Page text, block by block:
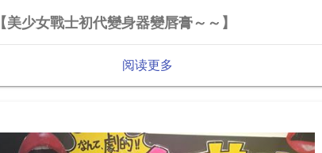
【美少女戰士初代變身器變唇膏～～】
阅读更多